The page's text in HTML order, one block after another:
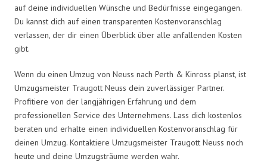
auf deine individuellen Wünsche und Bedürfnisse eingegangen.
Du kannst dich auf einen transparenten Kostenvoranschlag
verlassen, der dir einen Überblick über alle anfallenden Kosten
gibt.
Wenn du einen Umzug von Neuss nach Perth & Kinross planst, ist
Umzugsmeister Traugott Neuss dein zuverlässiger Partner.
Profitiere von der langjährigen Erfahrung und dem
professionellen Service des Unternehmens. Lass dich kostenlos
beraten und erhalte einen individuellen Kostenvoranschlag für
deinen Umzug. Kontaktiere Umzugsmeister Traugott Neuss noch
heute und deine Umzugsträume werden wahr.